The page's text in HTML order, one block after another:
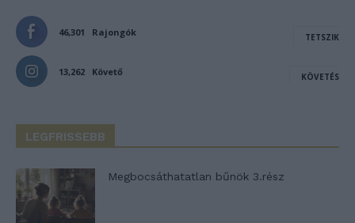
46,301 Rajongók TETSZIK
13,262 Követő KÖVETÉS
LEGFRISSEBB
Megbocsáthatatlan bűnök 3.rész